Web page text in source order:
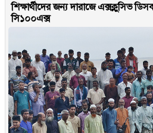
শিক্ষার্থীদের জন্য দারাজে এক্সক্লুসিভ
সি১০০এক্স